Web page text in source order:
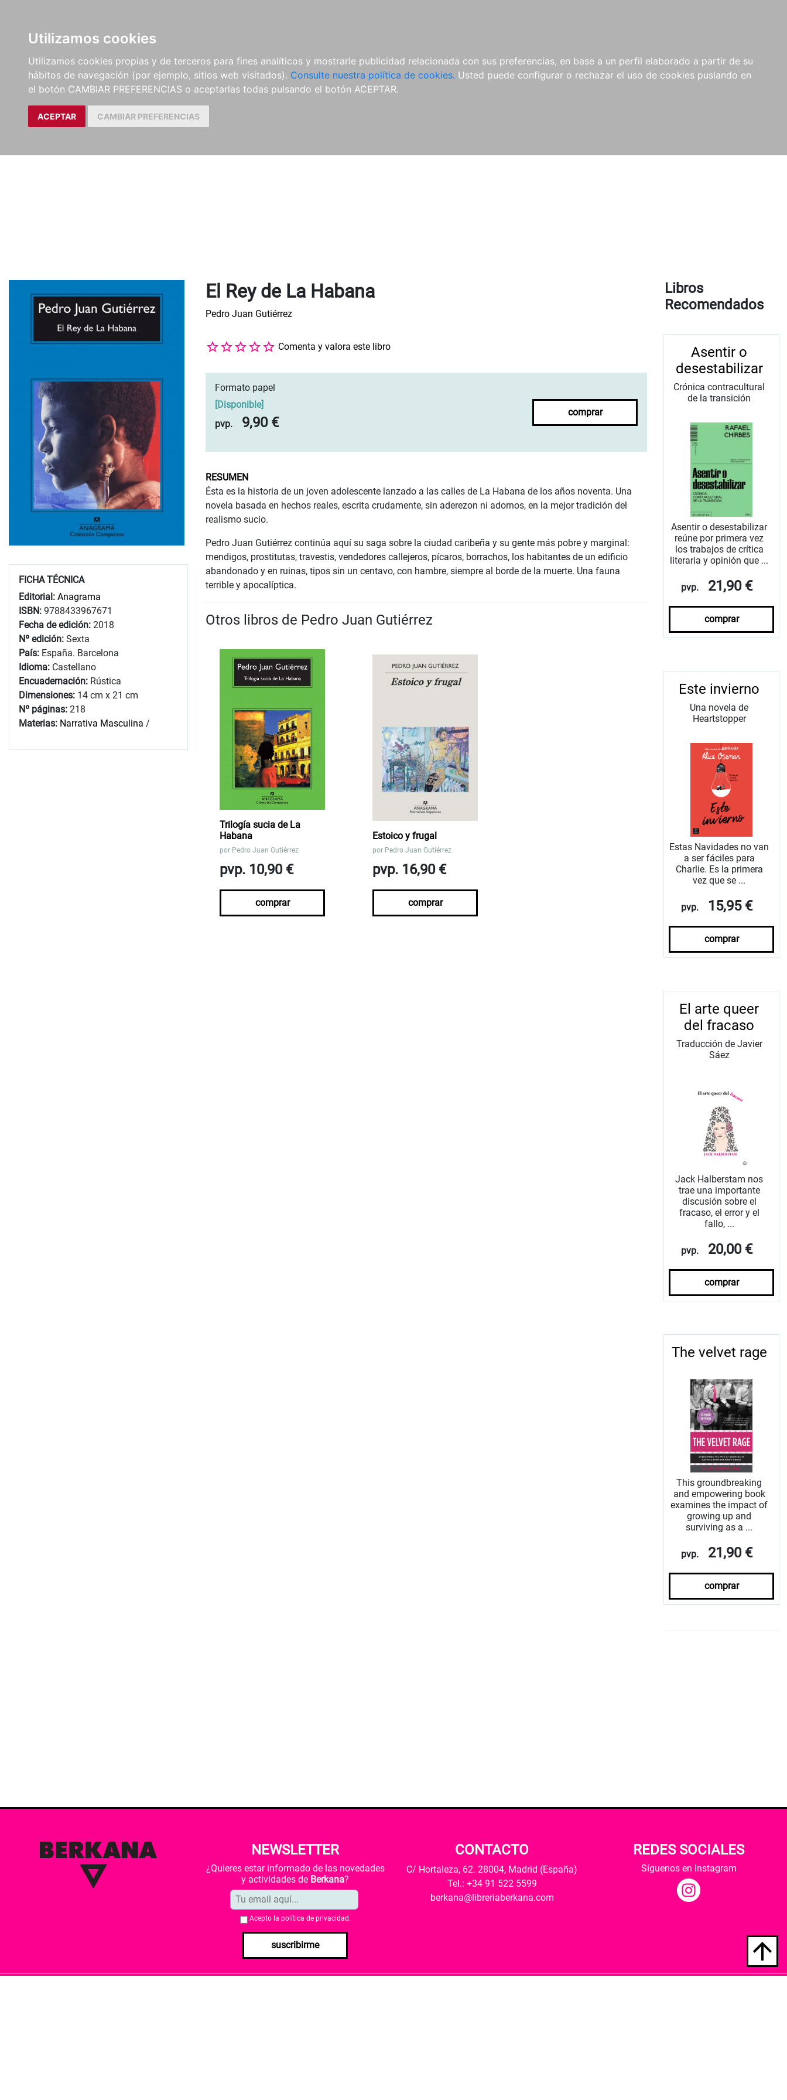
Utilizamos cookies
Utilizamos cookies propias y de terceros para fines analíticos y mostrarle publicidad relacionada con sus preferencias, en base a un perfil elaborado a partir de su
hábitos de navegación (por ejemplo, sitios web visitados). Consulte nuestra política de cookies. Usted puede configurar o rechazar el uso de cookies puslando en
el botón CAMBIAR PREFERENCIAS o aceptarlas todas pulsando el botón ACEPTAR.
ACEPTAR CAMBIAR PREFERENCIAS
FICHA TÉCNICA
Editorial: Anagrama
ISBN: 9788433967671
Fecha de edición: 2018
Nº edición: Sexta
País: España. Barcelona
Idioma: Castellano
Encuadernación: Rústica
Dimensiones: 14 cm x 21 cm
Nº páginas: 218
Materias: Narrativa Masculina /
El Rey de La Habana
Pedro Juan Gutiérrez
Comenta y valora este libro
Formato papel
Disponible]
pvp.
9,90 €
comprar
RESUMEN
Ésta es la historia de un joven adolescente lanzado a las calles de La Habana de los años noventa. Una
novela basada en hechos reales, escrita crudamente, sin aderezon ni adornos, en la mejor tradición del
realismo sucio.
Pedro Juan Gutiérrez continúa aquí su saga sobre la ciudad caribeña y su gente más pobre y marginal:
mendigos, prostitutas, travestis, vendedores callejeros, pícaros, borrachos, los habitantes de un edificio
abandonado y en ruinas, tipos sin un centavo, con hambre, siempre al borde de la muerte. Una fauna
terrible y apocalíptica.
Otros libros de Pedro Juan Gutiérrez
Trilogía sucia de La
Habana
por Pedro Juan Gutiérrez
pvp. 10,90 €
comprar
Estoico y frugal
por Pedro Juan Gutiérrez
pvp. 16,90 €
comprar
Libros
Recomendados
Asentir o
desestabilizar
Crónica contracultural
de la transición
Asentir o desestabilizar
reúne por primera vez
los trabajos de crítica
literaria y opinión que ...
pvp. 21,90 €
comprar
Este invierno
Una novela de
Heartstopper
Estas Navidades no van
a ser fáciles para
Charlie. Es la primera
vez que se ...
pvp. 15,95 €
comprar
El arte queer
del fracaso
Traducción de Javier
Sáez
Jack Halberstam nos
trae una importante
discusión sobre el
fracaso, el error y el
fallo, ...
pvp. 20,00 €
comprar
The velvet rage
This groundbreaking
and empowering book
examines the impact of
growing up and
surviving as a ...
pvp. 21,90 €
comprar
NEWSLETTER
¿Quieres estar informado de las novedades
y actividades de Berkana?
Acepto la política de privacidad .
suscribirme
CONTACTO
C/ Hortaleza, 62. 28004, Madrid (España)
Tel.: +34 91 522 5599
berkana@libreriaberkana.com
REDES SOCIALES
Síguenos en Instagram